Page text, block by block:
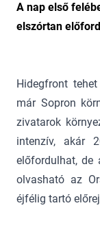
A nap első
elszórtan
Hidegfront
már Sopron
zivatarok
intenzív, akár
előfordulhat, de
olvasható az
éjfélig tartó